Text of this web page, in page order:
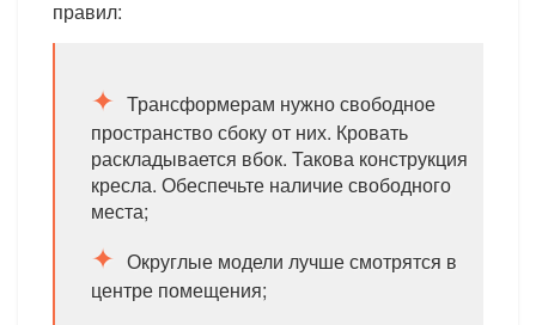
правил:
Трансформерам нужно свободное
пространство сбоку от них. Кровать
раскладывается вбок. Такова конструкция
кресла. Обеспечьте наличие свободного
места;
Округлые модели лучше смотрятся в
центре помещения;